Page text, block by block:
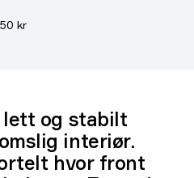
kr
lett og stabilt
interiør.
hvor front